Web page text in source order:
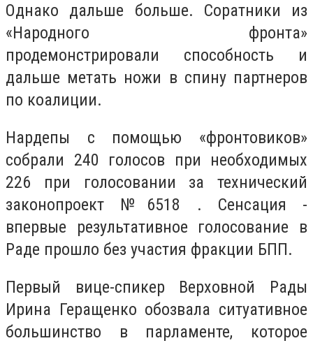
Однако дальше больше. Соратники из
«Народного фронта»
продемонстрировали способность и
дальше метать ножи в спину партнеров
по коалиции.
Нардепы с помощью «фронтовиков»
собрали 240 голосов при необходимых
226 при голосовании за технический
законопроект №6518 . Сенсация -
впервые результативное голосование в
Раде прошло без участия фракции БПП.
Первый вице-спикер Верховной Рады
Ирина Геращенко обозвала ситуативное
большинство в парламенте, которое